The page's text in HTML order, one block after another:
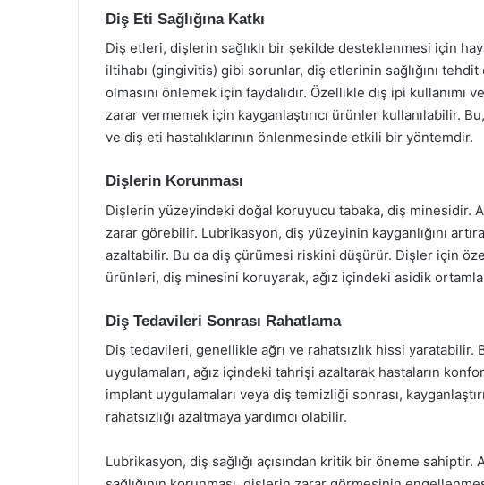
Diş Eti Sağlığına Katkı
Diş etleri, dişlerin sağlıklı bir şekilde desteklenmesi için
iltihabı (gingivitis) gibi sorunlar, diş etlerinin sağlığını
olmasını önlemek için faydalıdır. Özellikle diş ipi kullanımı
zarar vermemek için kayganlaştırıcı ürünler kullanılabilir.
ve diş eti hastalıklarının önlenmesinde etkili bir yöntemdir.
Dişlerin Korunması
Dişlerin yüzeyindeki doğal koruyucu tabaka, diş minesidir.
zarar görebilir. Lubrikasyon, diş yüzeyinin kayganlığını
azaltabilir. Bu da diş çürümesi riskini düşürür. Dişler için
ürünleri, diş minesini koruyarak, ağız içindeki asidik
Diş Tedavileri Sonrası Rahatlama
Diş tedavileri, genellikle ağrı ve rahatsızlık hissi
uygulamaları, ağız içindeki tahrişi azaltarak hastaların
implant uygulamaları veya diş temizliği sonrası,
rahatsızlığı azaltmaya yardımcı olabilir.
Lubrikasyon, diş sağlığı açısından kritik bir öneme